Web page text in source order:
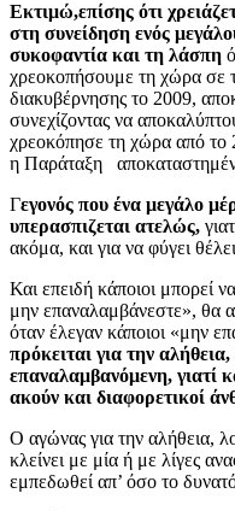
Εκτιμώ,επίσης ότι
στη συνείδηση ενός
συκοφαντία και τη λάσπη
χρεοκοπήσουμε τη χώρα σε
διακυβέρνησης το 2009,
συνεχίζοντας να
χρεοκόπησε τη χώρα από το
η Παράταξη αποκαταστημένη
Γεγονός που ένα μεγάλο
υπερασπιζεται ατελώς,
ακόμα, και για να φύγει
Και επειδή κάποιοι μπορεί
μην επαναλαμβάνεστε», θα
όταν έλεγαν κάποιοι «μην
πρόκειται για την
επαναλαμβανόμενη, γιατί
ακούν και διαφορετικοί
Ο αγώνας για την αλήθεια,
κλείνει με μία ή με λίγες
εμπεδωθεί απ’ όσο το